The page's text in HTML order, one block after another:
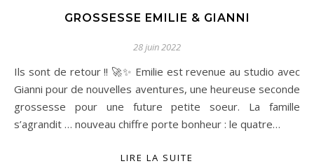
GROSSESSE EMILIE & GIANNI
28 juin 2022
Ils sont de retour !! 🚀✨ Emilie est revenue au studio avec
Gianni pour de nouvelles aventures, une heureuse seconde
grossesse pour une future petite soeur. La famille
s’agrandit … nouveau chiffre porte bonheur : le quatre…
LIRE LA SUITE